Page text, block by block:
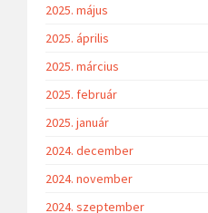
2025. május
2025. április
2025. március
2025. február
2025. január
2024. december
2024. november
2024. szeptember